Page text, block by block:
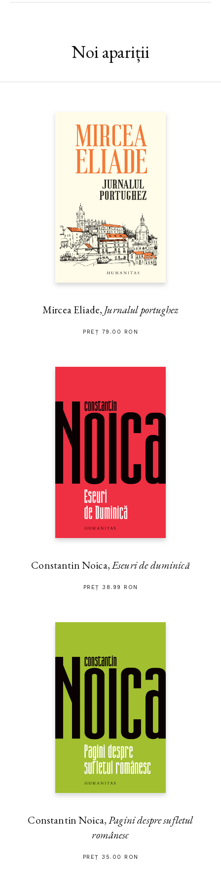
reprezintă mai mult decît o cronică de mari dimensiuni a
evenimentelor şi personajelor istorice. Lectura sa este un prilej
de veritabilă desfătare intelectuală.“ (Robert A. NISBET,
Wall Street Journal
Vladimir Tismăneanu, „Infernalul secol XX: Teratologie si
(LaPunkt.ro, martie 2014)
Noi apariții
Mircea Eliade, Jurnalul portughez
PREȚ 79.00 RON
Constantin Noica,Eseuri de duminică
PREȚ 38.99 RON
Constantin Noica,Pagini despre sufletul
românesc
PREȚ 35.00 RON